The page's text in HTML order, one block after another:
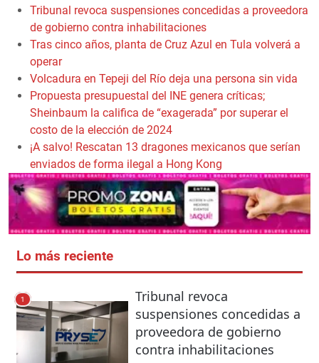
Tribunal revoca suspensiones concedidas a proveedora
de gobierno contra inhabilitaciones
Tras cinco años, planta de Cruz Azul en Tula volverá a
operar
Volcadura en Tepeji del Río deja una persona sin vida
Propuesta presupuestal del INE genera críticas;
Sheinbaum la califica de “exagerada” por superar el
costo de la elección de 2024
¡A salvo! Rescatan 13 dragones mexicanos que serían
enviados de forma ilegal a Hong Kong
Lo más reciente
1
Tribunal revoca
suspensiones concedidas a
proveedora de gobierno
contra inhabilitaciones